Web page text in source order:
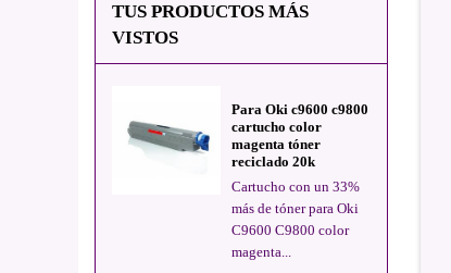
TUS PRODUCTOS MÁS
VISTOS
Para Oki c9600 c9800
cartucho color
magenta tóner
reciclado 20k
Cartucho con un 33%
más de tóner para Oki
C9600 C9800 color
magenta...